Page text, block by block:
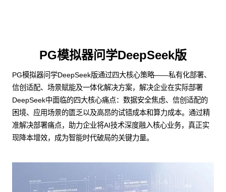
PG模拟器问学DeepSeek版
PG模拟器问学DeepSeek版通过四大核心策略——私有化部署、
信创适配、场景赋能及一体化解决方案，解决企业在实际部署
DeepSeek中面临的四大核心痛点：数据安全焦虑、信创适配的
困境、应用场景的匮乏以及高昂的试错成本和算力成本。通过精
准解决部署痛点，助力企业将AI技术深度融入核心业务，真正实
现降本增效，成为智能时代破局的关键力量。